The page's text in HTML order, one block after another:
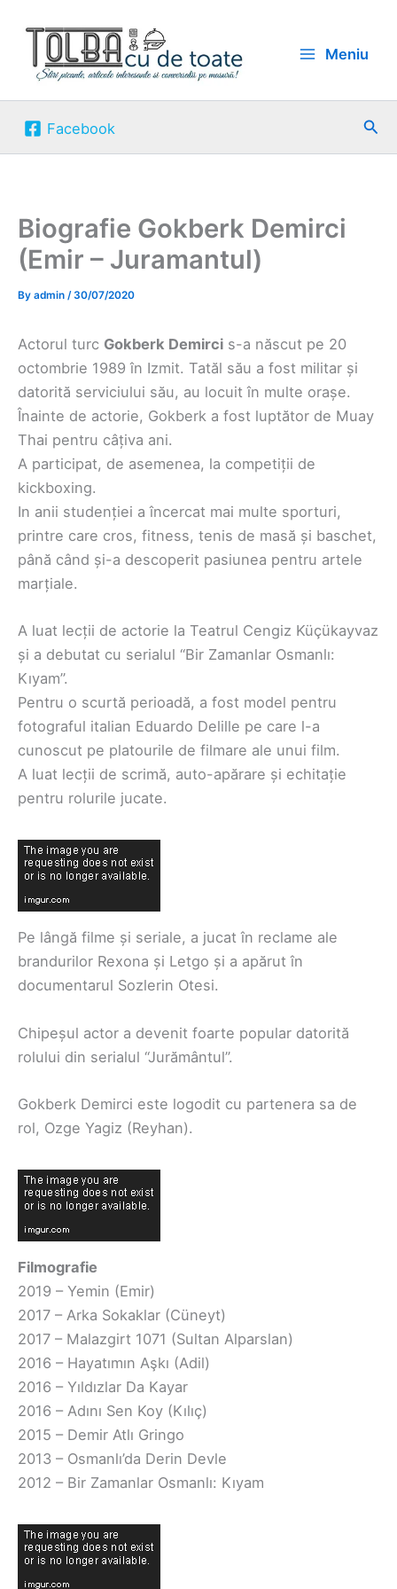
content
Meniu
Facebook
Biografie Gokberk Demirci
(Emir – Juramantul)
By admin /30/07/2020
Actorul turc Gokberk Demirci s-a născut pe 20
octombrie 1989 în Izmit. Tatăl său a fost militar și
datorită serviciului său, au locuit în multe orașe.
Înainte de actorie, Gokberk a fost luptător de Muay
Thai pentru câțiva ani.
A participat, de asemenea, la competiții de
kickboxing.
In anii studenției a încercat mai multe sporturi,
printre care cros, fitness, tenis de masă și baschet,
până când și-a descoperit pasiunea pentru artele
marțiale.
A luat lecții de actorie la Teatrul Cengiz Küçükayvaz
și a debutat cu serialul “Bir Zamanlar Osmanlı:
Kıyam”.
Pentru o scurtă perioadă, a fost model pentru
fotograful italian Eduardo Delille pe care l-a
cunoscut pe platourile de filmare ale unui film.
A luat lecții de scrimă, auto-apărare și echitație
pentru rolurile jucate.
Pe lângă filme și seriale, a jucat în reclame ale
brandurilor Rexona și Letgo și a apărut în
documentarul Sozlerin Otesi.
Chipeșul actor a devenit foarte popular datorită
rolului din serialul “Jurământul”.
Gokberk Demirci este logodit cu partenera sa de
rol, Ozge Yagiz (Reyhan).
Filmografie
2019 – Yemin (Emir)
2017 – Arka Sokaklar (Cüneyt)
2017 – Malazgirt 1071 (Sultan Alparslan)
2016 – Hayatımın Aşkı (Adil)
2016 – Yıldızlar Da Kayar
2016 – Adını Sen Koy (Kılıç)
2015 – Demir Atlı Gringo
2013 – Osmanlı’da Derin Devle
2012 – Bir Zamanlar Osmanlı: Kıyam